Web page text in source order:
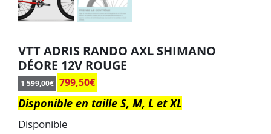
VTT ADRIS RANDO AXL SHIMANO
DÉORE 12V ROUGE
1 599,00€ 799,50€
Disponible en taille S, M, L et XL
Disponible